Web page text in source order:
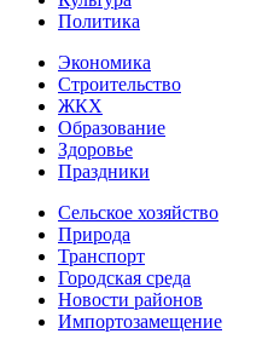
Политика
Экономика
Строительство
ЖКХ
Образование
Здоровье
Праздники
Сельское хозяйство
Природа
Транспорт
Городская среда
Новости районов
Импортозамещение